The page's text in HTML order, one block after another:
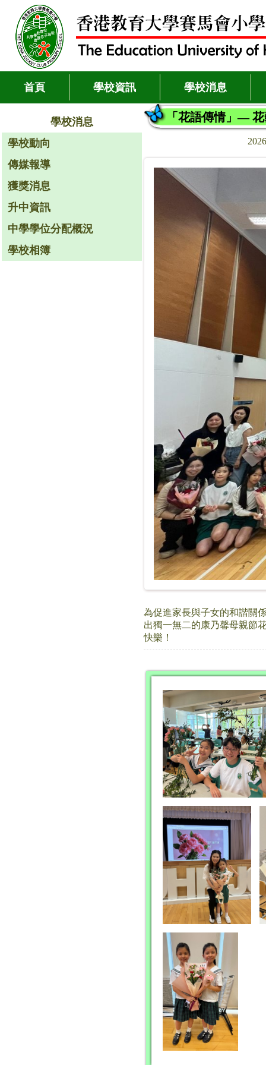
首頁 學校資訊 學校消息
學校消息
學校動向
傳媒報導
獲獎消息
升中資訊
中學學位分配概況
學校相簿
「花語傳情」—
為促進家長與子女的和諧關
出獨一無二的康乃馨母親節
快樂！